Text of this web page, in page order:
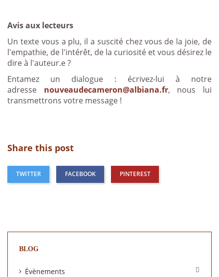
Avis aux lecteurs
Un texte vous a plu, il a suscité chez vous de la joie, de
l'empathie, de l'intérêt, de la curiosité et vous désirez le
dire à l'auteur.e ?
Entamez un dialogue : écrivez-lui à notre
adresse nouveaudecameron@albiana.fr, nous lui
transmettrons votre message !
Share this post
TWITTER FACEBOOK PINTEREST
BLOG
Évènements 